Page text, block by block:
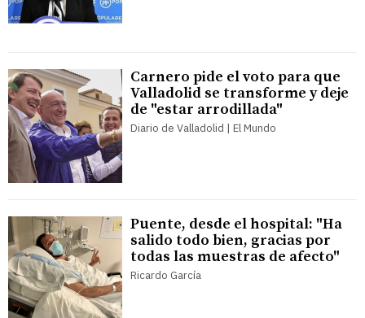
Carnero pide el voto para que
Valladolid se transforme y deje
de "estar arrodillada"
Diario de Valladolid | El Mundo
Puente, desde el hospital: "Ha
salido todo bien, gracias por
todas las muestras de afecto"
Ricardo García